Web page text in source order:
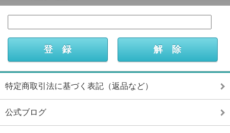
特定商取引法に基づく表記（返品など）
公式ブログ